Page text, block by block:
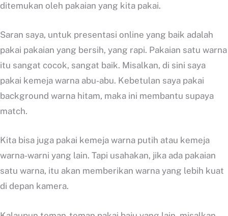
ditemukan oleh pakaian yang kita pakai.
Saran saya, untuk presentasi online yang baik adalah
pakai pakaian yang bersih, yang rapi. Pakaian satu warna
itu sangat cocok, sangat baik. Misalkan, di sini saya
pakai kemeja warna abu-abu. Kebetulan saya pakai
background warna hitam, maka ini membantu supaya
match.
Kita bisa juga pakai kemeja warna putih atau kemeja
warna-warni yang lain. Tapi usahakan, jika ada pakaian
satu warna, itu akan memberikan warna yang lebih kuat
di depan kamera.